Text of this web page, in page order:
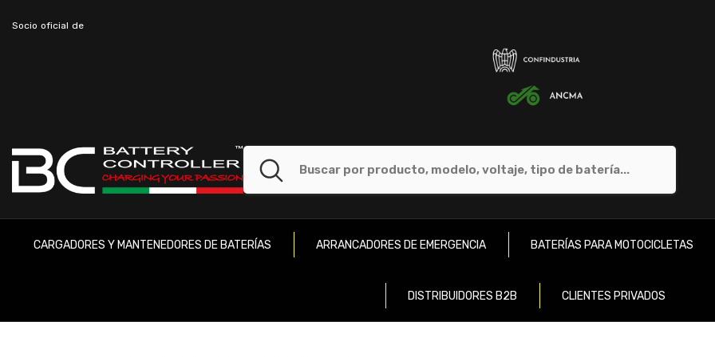
Socio oficial de
CARGADORES Y MANTENEDORES DE BATERÍAS ARRANCADORES DE EMERGENCIA BATERÍAS PARA MOTOCICLETAS
DISTRIBUIDORES B2B CLIENTES PRIVADOS